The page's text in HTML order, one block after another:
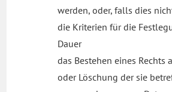
werden, oder, falls dies
die Kriterien für die
Dauer
das Bestehen eines Rechts
oder Löschung der sie